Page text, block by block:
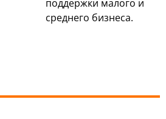
поддержки малого и
среднего бизнеса.